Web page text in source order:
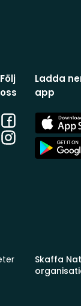
Följ
oss
Facebook
Instagram
Ladda
app
App
Store
App
Store
Skaffa